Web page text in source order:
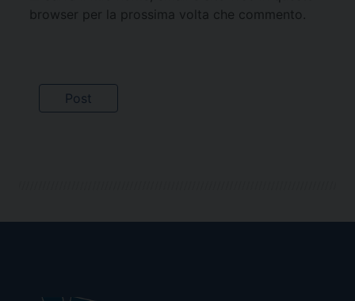
browser per la prossima volta che commento.